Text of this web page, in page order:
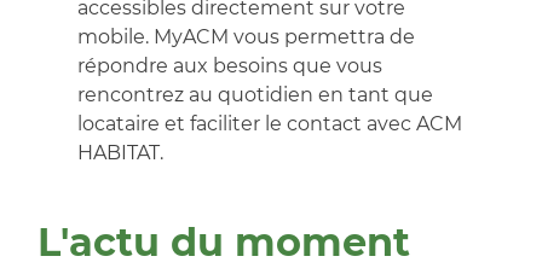
accessibles directement sur votre
mobile. MyACM vous permettra de
répondre aux besoins que vous
rencontrez au quotidien en tant que
locataire et faciliter le contact avec ACM
HABITAT.
L'actu du moment